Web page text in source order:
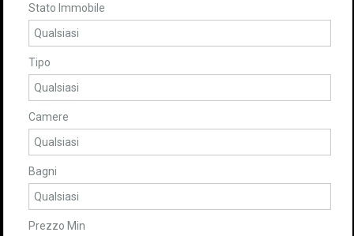
Stato Immobile
Tipo
Camere
Bagni
Prezzo Min